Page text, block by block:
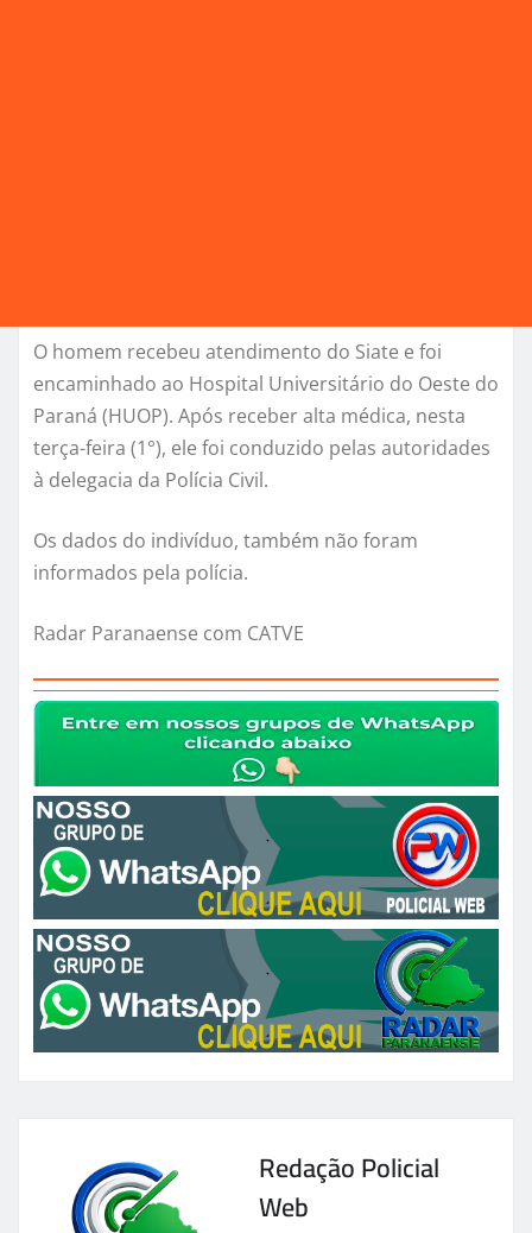
O homem recebeu atendimento do Siate e foi
encaminhado ao Hospital Universitário do Oeste do
Paraná (HUOP). Após receber alta médica, nesta
terça-feira (1°), ele foi conduzido pelas autoridades
à delegacia da Polícia Civil.
Os dados do indivíduo, também não foram
informados pela polícia.
Radar Paranaense com CATVE
Redação Policial
Web